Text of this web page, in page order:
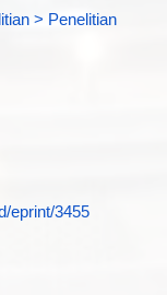
> Penelitian
eprint/3455